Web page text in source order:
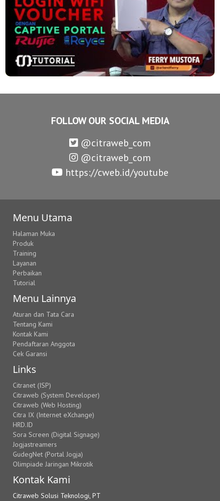
FOLLOW OUR SOCIAL MEDIA
@citraweb_com
@citraweb_com
https://cweb.id/youtube
Menu Utama
Halaman Muka
Produk
Training
Layanan
Perbaikan
Tutorial
Menu Lainnya
Aturan dan Tata Cara
Tentang Kami
Kontak Kami
Pendaftaran Anggota
Cek Garansi
Links
Citranet (ISP)
Citraweb (System Developer)
Citraweb (Web Hosting)
Citra IX (Internet eXchange)
HRD.ID
Sora Screen (Digital Signage)
Jogjastreamers
GudegNet (Portal Jogja)
Olimpiade Jaringan Mikrotik
Kontak Kami
Citraweb Solusi Teknologi, PT